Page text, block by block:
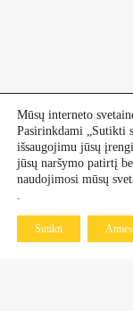
Mūsų interneto
Pasirinkdami „Sutikti
išsaugojimu jūsų
jūsų naršymo patirtį
naudojimosi mūsų
.
Sutikti